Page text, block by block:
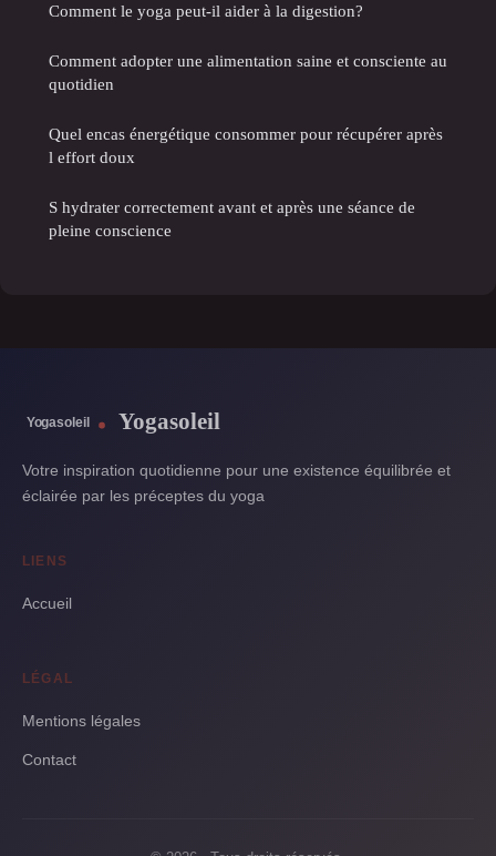
Comment le yoga peut-il aider à la digestion?
Comment adopter une alimentation saine et consciente au
quotidien
Quel encas énergétique consommer pour récupérer après
l effort doux
S hydrater correctement avant et après une séance de
pleine conscience
Yogasoleil
Votre inspiration quotidienne pour une existence équilibrée et
éclairée par les préceptes du yoga
LIENS
Accueil
LÉGAL
Mentions légales
Contact